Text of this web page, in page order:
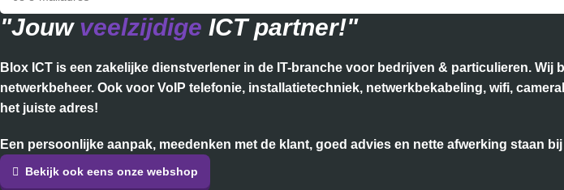
"Jouw veelzijdige ICT partner!"
Blox ICT is een zakelijke dienstverlener in de IT-branche voor bedrijven & particulieren.
netwerkbeheer. Ook voor VoIP telefonie, installatietechniek, netwerkbekabeling, wifi,
het juiste adres!
Een persoonlijke aanpak, meedenken met de klant, goed advies en nette afwerking staan
Bekijk ook eens onze webshop